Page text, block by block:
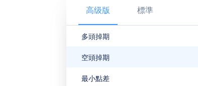
高级版 標準
多頭掉期
空頭掉期
最小點差